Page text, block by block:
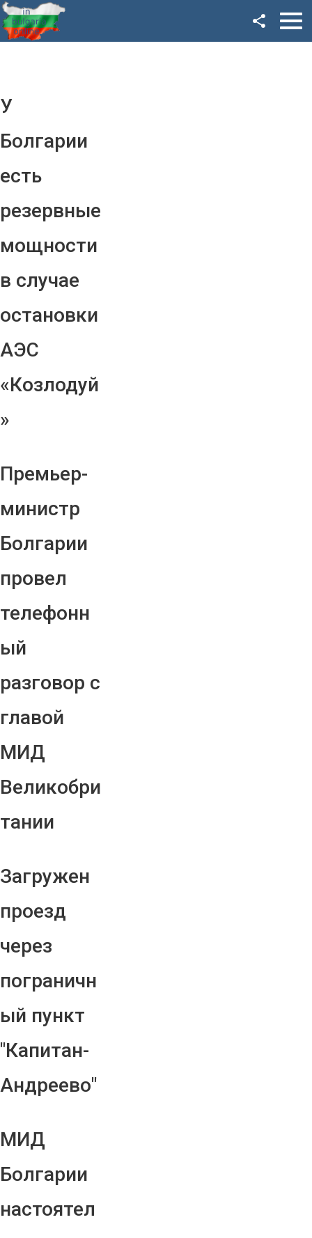
У
Болгарии
есть
резервные
мощности
в случае
остановки
АЭС
«Козлодуй
»
Премьер-
министр
Болгарии
провел
телефонн
ый
разговор с
главой
МИД
Великобри
тании
Загружен
проезд
через
пограничн
ый пункт
"Капитан-
Андреево"
МИД
Болгарии
настоятел